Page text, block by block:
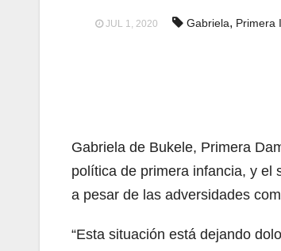
JUL 1, 2020 Gabriela, Primera
Gabriela de Bukele, Primera
política de primera infancia, y el
a pesar de las adversidades
“Esta situación está dejando